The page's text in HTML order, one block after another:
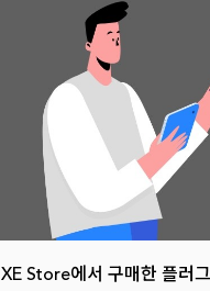
XE Store에서 구매한 플러